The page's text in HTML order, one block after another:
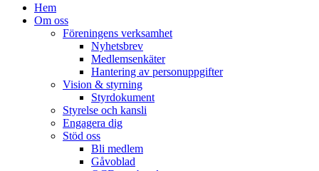
Hem
Om oss
Föreningens verksamhet
Nyhetsbrev
Medlemsenkäter
Hantering av personuppgifter
Vision & styrning
Styrdokument
Styrelse och kansli
Engagera dig
Stöd oss
Bli medlem
Gåvoblad